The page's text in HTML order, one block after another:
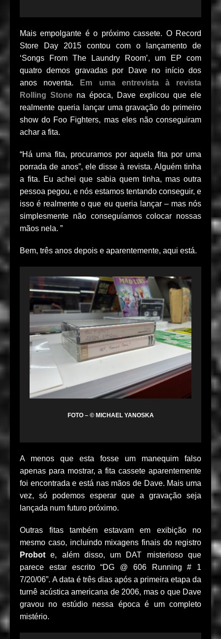
Mais empolgante é o próximo cassete. O Record
Store Day 2015 contou com o lançamento de
‘Songs From The Laundry Room’, um EP com
quatro demos gravadas por Dave no início dos
anos noventa.
Em uma entrevista à revista
Rolling Stone na época, Dave explicou que ele
realmente queria lançar uma gravação do primeiro
show do Foo Fighters, mas eles não conseguiram
achar a fita.
“Há uma fita, procuramos por aquela fita por uma
porrada de anos”, ele disse à revista. Alguém tinha
a fita. Eu achei que sabia quem tinha, mas outra
pessoa pegou, e nós estamos tentando conseguir, e
isso é realmente o que eu queria lançar – mas nós
simplesmente não conseguíamos colocar nossas
mãos nela. ”
Bem, três anos depois e aparentemente, aqui está.
FOTO – © MICHAEL YANOSKA
A menos que esta fosse um manequim falso
apenas para mostrar, a fita cassete aparentemente
foi encontrada e está nas mãos de Dave. Mais uma
vez, só podemos esperar que a gravação seja
lançada num futuro próximo.
Outras fitas também estavam em exibição no
mesmo caso, incluindo mixagens finais do registro
Probot e, além disso, um DAT misterioso que
parece estar escrito “DG @ 606 Running # 1
7/20/06”. A data é três dias após a primeira etapa da
turnê acústica americana de 2006, mas o que Dave
gravou no estúdio nessa época é um completo
mistério.